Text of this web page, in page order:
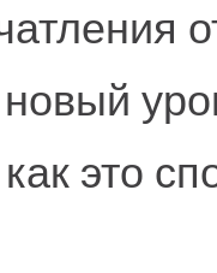
это